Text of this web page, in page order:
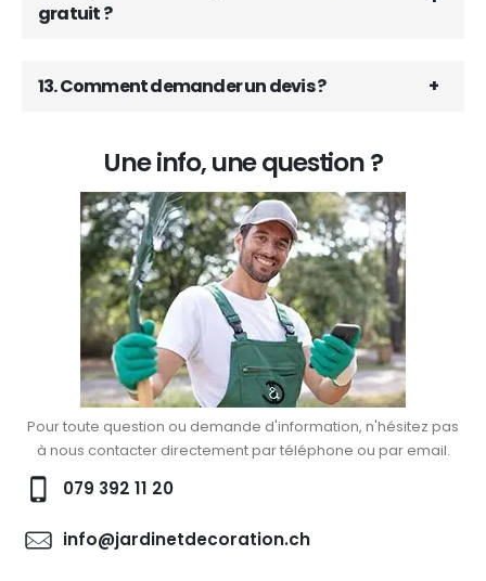
gratuit ?
13. Comment demander un devis ?
Une info, une question ?
Pour toute question ou demande d'information, n'hésitez pas
à nous contacter directement par téléphone ou par email.
079 392 11 20
info@jardinetdecoration.ch